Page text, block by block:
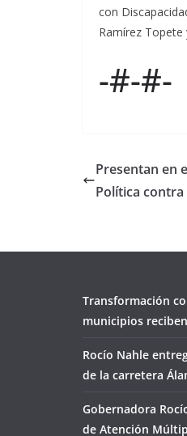
con
Ramírez Topete
-#-#-
Presentan en
Política
Transformación
municipios
Rocío Nahle
de la carretera
Gobernadora
de Atención